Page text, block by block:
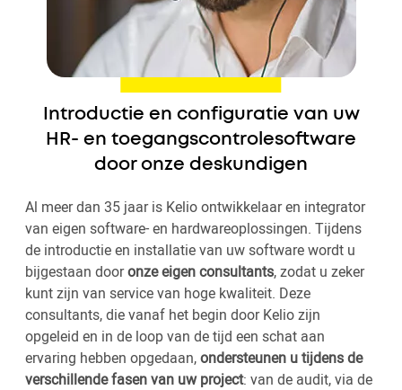
Introductie en configuratie van uw
HR- en toegangscontrolesoftware
door onze deskundigen
Al meer dan 35 jaar is Kelio ontwikkelaar en integrator
van eigen software- en hardwareoplossingen. Tijdens
de introductie en installatie van uw software wordt u
bijgestaan dooronze eigen consultants, zodat u zeker
kunt zijn van service van hoge kwaliteit. Deze
consultants, die vanaf het begin door Kelio zijn
opgeleid en in de loop van de tijd een schat aan
ervaring hebben opgedaan,ondersteunen u tijdens de
verschillende fasen van uw project: van de audit, via de